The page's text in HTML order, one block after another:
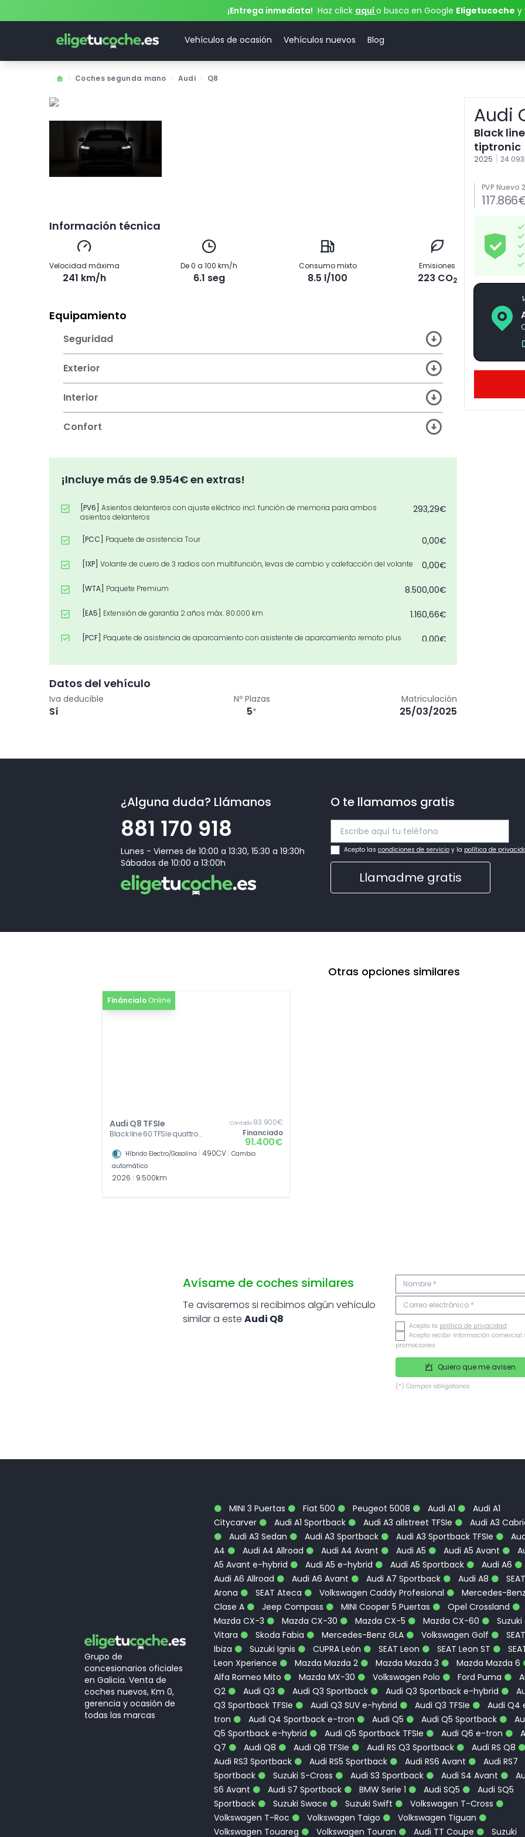
¡Entrega inmediata! Haz click aquío busca en Google Eligetucoche y
Vehículos de ocasión Vehículos nuevos Blog
Coches segunda mano Audi Q8
Información técnica
Velocidad máxima
241 km/h
De 0 a 100 km/h
6.1 seg
Consumo mixto
8.5 l/100
Emisiones
223 CO2
Equipamiento
Seguridad
Exterior
Interior
Confort
¡Incluye más de 9.954€ en extras!
[PV6] Asientos delanteros con ajuste eléctrico incl. función de memoria para ambos
asientos delanteros
293,29€
[PCC] Paquete de asistencia Tour 0,00€
[1XP] Volante de cuero de 3 radios con multifunción, levas de cambio y calefacción del volante 0,00€
[WTA] Paquete Premium 8.500,00€
[EA5] Extensión de garantía 2 años máx. 80.000 km 1.160,66€
[PCF] Paquete de asistencia de aparcamiento con asistente de aparcamiento remoto plus 0,00€
0,00€
[9AE] Climatizador automático de confort de 4 zonas
Sistema de apoyo LTE para Audi phone box 0,00€
Datos del vehículo
Iva deducible
Sí
Nº Plazas
5*
Matriculación
25/03/2025
Audi
Black
tiptronic
2025 |
PVP Nuevo
¿Alguna duda? Llámanos
881 170 918
Lunes - Viernes de 10:00 a 13:30, 15:30 a 19:30h
Sábados de 10:00 a 13:00h
O te llamamos gratis
Acepto las condiciones de servicio y la política de
Llamadme gratis
Otras opciones similares
Fináncialo Online
Audi Q8 TFSIe
Black line 60 TFSIe quattro
Contado93.900€
Financiado
91.400€
Híbrido Electro/Gasolina 490CV Cambio
automático
2026 9.500km
Avísame de coches similares
Te avisaremos si recibimos algún vehículo
similar a este Audi Q8
Acepto la política de privacidad
Acepto recibir información comercial
promociones
Quiero que me avisen
(*) Campos obligatorios
Grupo de
concesionarios oficiales
en Galicia. Venta de
coches nuevos, Km 0,
gerencia y ocasión de
todas las marcas
MINI 3 Puertas Fiat 500 Peugeot 5008 Audi A1
Audi A1
Citycarver
Audi A1 Sportback Audi A3 allstreet TFSIe
Audi A3
Audi A3 Sedan
Audi A3 Sportback Audi A3 Sportback TFSIe
A4
Audi A4 Allroad Audi A4 Avant Audi A5 Audi A5 Avant
A5 Avant e-hybrid
Audi A5 e-hybrid Audi A5 Sportback
Audi A6
Audi A6 Allroad
Audi A6 Avant Audi A7 Sportback Audi A8
SEAT
Arona
SEAT Ateca Volkswagen Caddy Profesional
Mercedes-
Clase A
Jeep Compass MINI Cooper 5 Puertas
Opel Crossland
Mazda CX-3
Mazda CX-30 Mazda CX-5 Mazda CX-60
Suzuki
Vitara
Skoda Fabia Mercedes-Benz GLA Volkswagen Golf
SEAT
Ibiza
Suzuki Ignis CUPRA León SEAT Leon SEAT Leon ST
Leon Xperience
Mazda Mazda 2 Mazda Mazda 3
Mazda Mazda 6
Alfa Romeo Mito
Mazda MX-30 Volkswagen Polo Ford Puma
Q2
Audi Q3 Audi Q3 Sportback Audi Q3 Sportback e-hybrid
Q3 Sportback TFSIe
Audi Q3 SUV e-hybrid Audi Q3 TFSIe
Audi Q4
tron
Audi Q4 Sportback e-tron Audi Q5 Audi Q5 Sportback
Q5 Sportback e-hybrid
Audi Q5 Sportback TFSIe Audi Q6 e-tron
Q7
Audi Q8 Audi Q8 TFSIe Audi RS Q3 Sportback
Audi RS Q8
Audi RS3 Sportback
Audi RS5 Sportback Audi RS6 Avant
Audi RS7
Sportback
Suzuki S-Cross Audi S3 Sportback Audi S4 Avant
S6 Avant
Audi S7 Sportback BMW Serie 1 Audi SQ5
Audi SQ5
Sportback
Suzuki Swace Suzuki Swift
Volkswagen T-Cross
Volkswagen T-Roc
Volkswagen Taigo
Volkswagen Tiguan
Volkswagen Touareg
Volkswagen Touran Audi TT Coupe Suzuki